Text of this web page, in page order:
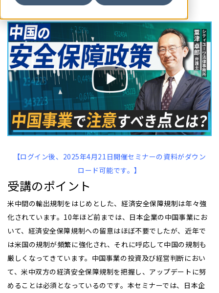
【ログイン後、2025年4月21 日開催セミナーの資料がダウン
ロード可能です。】
受講のポイント
米中間の輸出規制をはじめとした、経済安全保障規制は年々強
化されています。10年ほど前までは、日本企業の中国事業にお
いて、経済安全保障規制への留意はほぼ不要でしたが、近年で
は米国の規制が頻繁に強化され、それに呼応して中国の規制も
厳しくなってきています。中国事業の投資及び経営判断におい
て、米中双方の経済安全保障規制を把握し、アップデートに努
めることは必須となっているのです。本セミナーでは、日本企